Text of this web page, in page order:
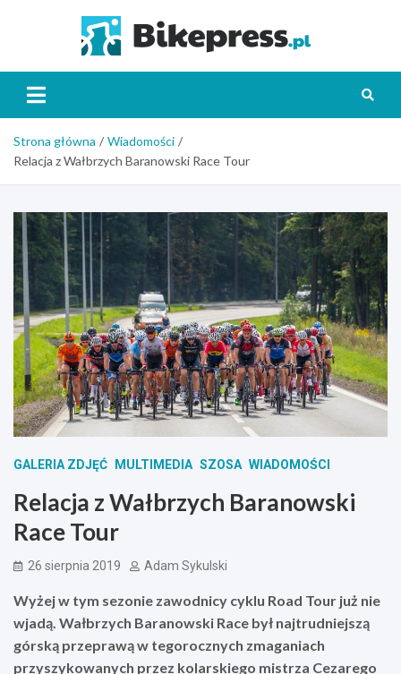
Strona główna
Wiadomości
Relacja z Wałbrzych Baranowski Race Tour
GALERIA ZDJĘĆ MULTIMEDIA SZOSA WIADOMOŚCI
Relacja z Wałbrzych Baranowski
Race Tour
26 sierpnia 2019 Adam Sykulski
Wyżej w tym sezonie zawodnicy cyklu Road Tour już nie
wjadą. Wałbrzych Baranowski Race był najtrudniejszą
górską przeprawą w tegorocznych zmaganiach
przyszykowanych przez kolarskiego mistrza Cezarego